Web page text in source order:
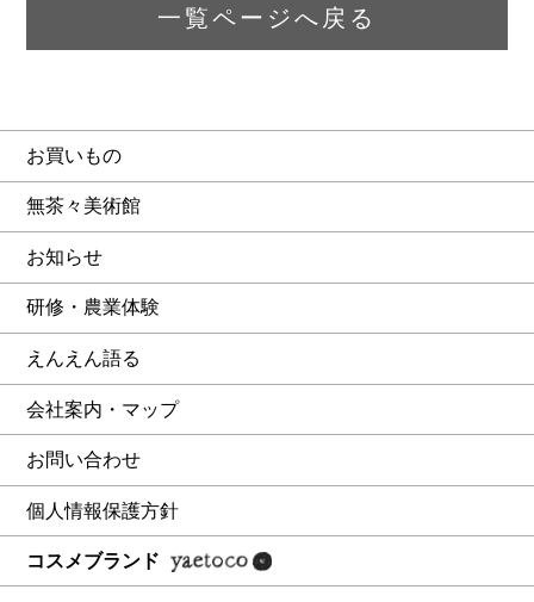
一覧ページへ戻る
お買いもの
無茶々美術館
お知らせ
研修・農業体験
えんえん語る
会社案内・マップ
お問い合わせ
個人情報保護方針
コスメブランド